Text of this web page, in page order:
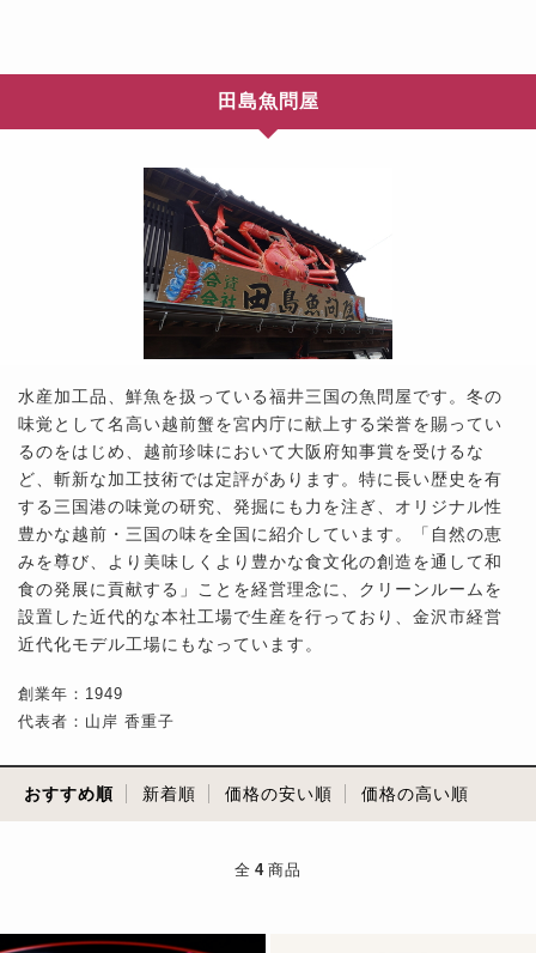
田島魚問屋
水産加工品、鮮魚を扱っている福井三国の魚問屋です。冬の
味覚として名高い越前蟹を宮内庁に献上する栄誉を賜ってい
るのをはじめ、越前珍味において大阪府知事賞を受けるな
ど、斬新な加工技術では定評があります。特に長い歴史を有
する三国港の味覚の研究、発掘にも力を注ぎ、オリジナル性
豊かな越前・三国の味を全国に紹介しています。「自然の恵
みを尊び、より美味しくより豊かな食文化の創造を通して和
食の発展に貢献する」ことを経営理念に、クリーンルームを
設置した近代的な本社工場で生産を行っており、金沢市経営
近代化モデル工場にもなっています。
創業年：1949
代表者：山岸 香重子
おすすめ順 新着順 価格の安い順 価格の高い順
全 4 商品